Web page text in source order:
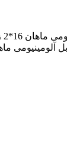
آلومینیومی